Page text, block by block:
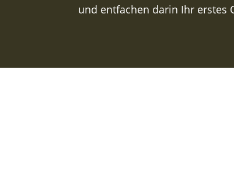
und entfachen darin Ihr erstes